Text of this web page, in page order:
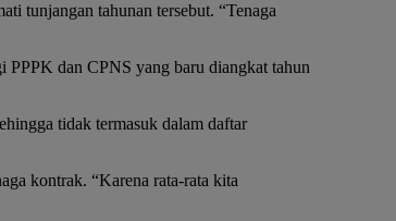
tunjangan tahunan tersebut. “Tenaga
PPPK dan CPNS yang baru diangkat tahun
tidak termasuk dalam daftar
kontrak. “Karena rata-rata kita